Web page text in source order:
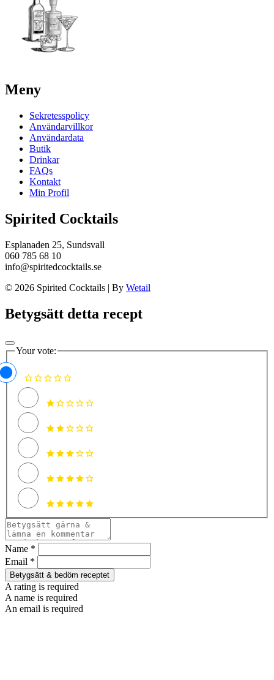
Meny
Sekretesspolicy
Användarvillkor
Användardata
Butik
Drinkar
FAQs
Kontakt
Min Profil
Spirited Cocktails
Esplanaden 25, Sundsvall
060 785 68 10
info@spiritedcocktails.se
© 2026 Spirited Cocktails | By Wetail
Betygsätt detta recept
Your vote:
Name *
Email *
Betygsätt & bedöm receptet
A rating is required
A name is required
An email is required